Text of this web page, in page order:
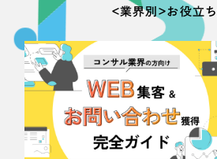
＜業界別＞お役立